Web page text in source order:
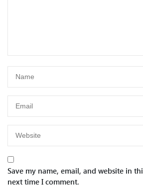
Save my name, email, and website in
next time I comment.